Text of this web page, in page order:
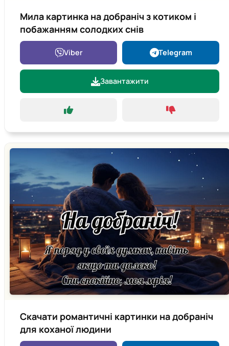
Мила картинка на добраніч з котиком і
побажанням солодких снів
Viber Telegram
Завантажити
Скачати романтичні картинки на добраніч
для коханої людини